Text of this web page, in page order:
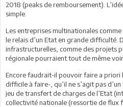
2018 (peaks de remboursement).
simple.
Les entreprises multinationales
le relais d’un Etat en grande difficulté.
infrastructurelles, comme des projets
régionale pourraient tout de même voir
Encore faudrait-il pouvoir faire a
difficile à faire-, qu’il ne s’agit pas
jeu de transfert de charges de l’Etat
collectivité nationale (ressortie de flux